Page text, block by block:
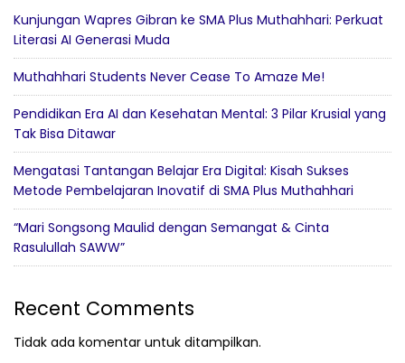
Kunjungan Wapres Gibran ke SMA Plus Muthahhari: Perkuat
Literasi AI Generasi Muda
Muthahhari Students Never Cease To Amaze Me!
Pendidikan Era AI dan Kesehatan Mental: 3 Pilar Krusial yang
Tak Bisa Ditawar
Mengatasi Tantangan Belajar Era Digital: Kisah Sukses
Metode Pembelajaran Inovatif di SMA Plus Muthahhari
“Mari Songsong Maulid dengan Semangat & Cinta
Rasulullah SAWW”
Recent Comments
Tidak ada komentar untuk ditampilkan.